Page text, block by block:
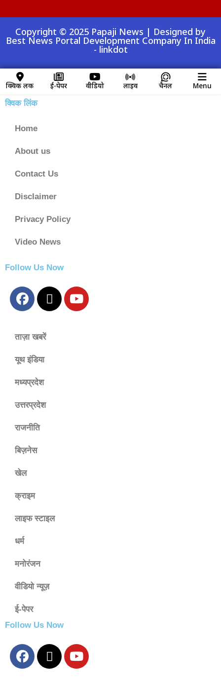
Copyright © 2025 Papaji News | Designed by
Best News Portal Development Company In India
- linkdot
क्विक लिंक ई-पेपर वीडियो लाइव चैनल
Menu
क्विक लिंक
Home
About us
Contact Us
Disclaimer
Privacy Policy
Video News
Follow Us Now
ताज़ा खबरें
यूथ इंडिया
मध्यप्रदेश
उत्तरप्रदेश
राजनीति
बिज़नेस
खेल
क्राइम
लाइफ स्टाइल
धर्म
मनोरंजन
वीडियो न्यूज़
ई-पेपर
Follow Us Now